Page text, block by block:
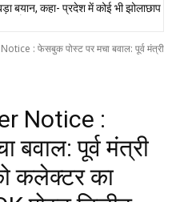
14 KM बाइक दौड़ाकर पहुंचा अस्पताल
: फेसबुक पोस्ट पर मचा बवाल: पूर्व मंत्री
Notice :
पूर्व मंत्री
कलेक्टर का